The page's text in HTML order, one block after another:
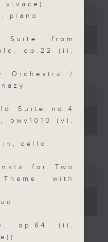
(HKT 08:05 -
55:09
(HKT 09:05 -
vivace)
piano
Suite from
op.22 (ii.
Orchestra /
Suite no.4
bwv1010 (vi.
cello
for Two
with
op.64 (ii.